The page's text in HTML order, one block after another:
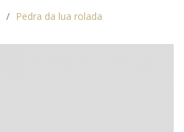
Pedra da lua rolada